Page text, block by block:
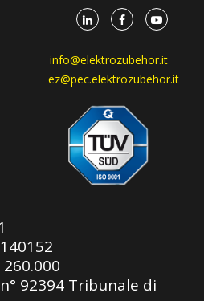
info@elektrozubehor.it
ez@pec.elektrozubehor.it
92394 Tribunale di